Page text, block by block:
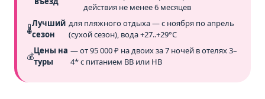
действия не менее 6 месяцев
🌡️
Лучший
сезон
для пляжного отдыха — с ноября по апрель
(сухой сезон), вода +27..+29°C
💰
Цены на
туры
— от 95 000 ₽ на двоих за 7 ночей в отелях 3–
4* с питанием BB или HB